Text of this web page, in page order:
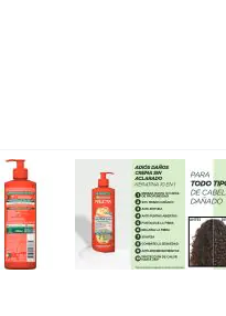
View larger image
View